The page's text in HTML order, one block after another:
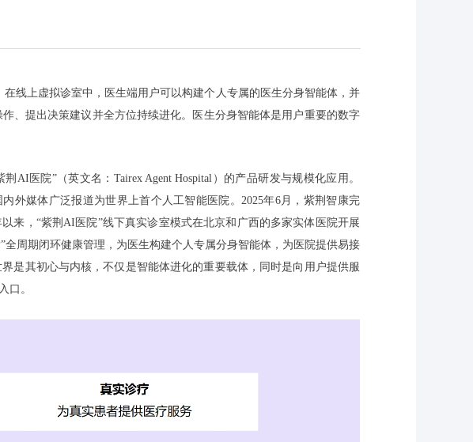
线上虚拟诊室中，医生端用户可以构建个人专属的医生分身智能体，并
、提出决策建议并全方位持续进化。医生分身智能体是用户重要的数字
医院”（英文名：Tairex Agent Hospital）的产品研发与规模化应用。
外媒体广泛报道为世界上首个人工智能医院。2025年6月，紫荆智康完
来，“紫荆AI医院”线下真实诊室模式在北京和广西的多家实体医院开展
周期闭环健康管理，为医生构建个人专属分身智能体，为医院提供易接
是其初心与内核，不仅是智能体进化的重要载体，同时是向用户提供服
口。